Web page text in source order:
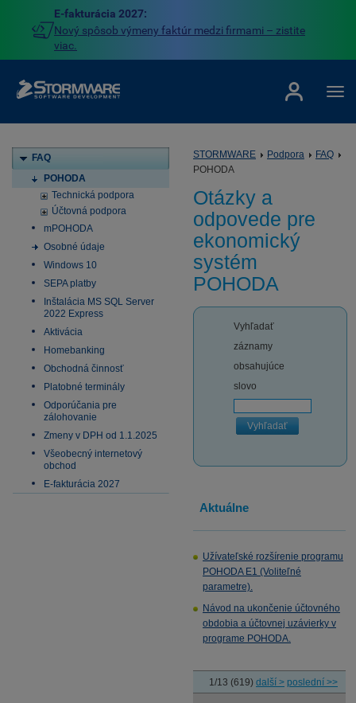
E-fakturácia 2027:
Nový spôsob výmeny faktúr medzi firmami – zistite
viac.
FAQ
POHODA
Technická podpora
Účtovná podpora
mPOHODA
Osobné údaje
Windows 10
SEPA platby
Inštalácia MS SQL Server
2022 Express
Aktivácia
Homebanking
Obchodná činnosť
Platobné terminály
Odporúčania pre
zálohovanie
Zmeny v DPH od 1.1.2025
Všeobecný internetový
obchod
E-fakturácia 2027
STORMWARE Podpora
FAQ
POHODA
Otázky a
odpovede pre
ekonomický
systém
POHODA
Vyhľadať
záznamy
obsahujúce
slovo
Vyhľadať
Aktuálne
Užívateľské rozšírenie programu
POHODA E1 (Voliteľné
parametre).
Návod na ukončenie účtovného
obdobia a účtovnej uzávierky v
programe POHODA.
1/13 (619) další > poslední >>